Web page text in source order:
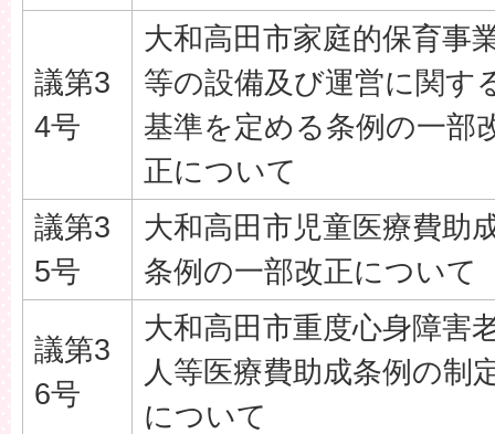
議第3
4号
大和高田市家庭的保育事
等の設備及び運営に関す
基準を定める条例の一部
正について
議第3
5号
大和高田市児童医療費助
条例の一部改正について
議第3
6号
大和高田市重度心身障害
人等医療費助成条例の制
について